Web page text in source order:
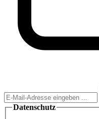
Datenschutz